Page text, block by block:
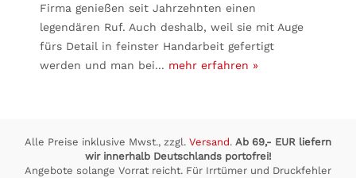
Firma genießen seit Jahrzehnten einen
legendären Ruf. Auch deshalb, weil sie mit Auge
fürs Detail in feinster Handarbeit gefertigt
werden und man bei... mehr erfahren »
Alle Preise inklusive Mwst., zzgl. Versand. Ab 69,- EUR liefern
wir innerhalb Deutschlands portofrei!
Angebote solange Vorrat reicht. Für Irrtümer und Druckfehler